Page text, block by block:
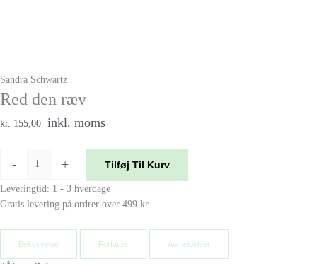
Sandra Schwartz
Red den ræv
kr. 155,00 inkl. moms
- + Tilføj Til Kurv
Leveringtid: 1 - 3 hverdage
Gratis levering på ordrer over 499 kr.
Beksrivelse Forfatter Anmeldelser